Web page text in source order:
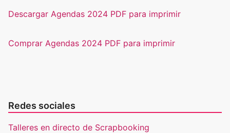
Descargar Agendas 2024 PDF para imprimir
Comprar Agendas 2024 PDF para imprimir
Redes sociales
Talleres en directo de Scrapbooking